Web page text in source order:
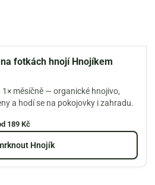
fotkách hnojí Hnojíkem
měsíčně — organické hnojivo,
a hodí se na pokojovky i zahradu.
189 Kč
Hnojík